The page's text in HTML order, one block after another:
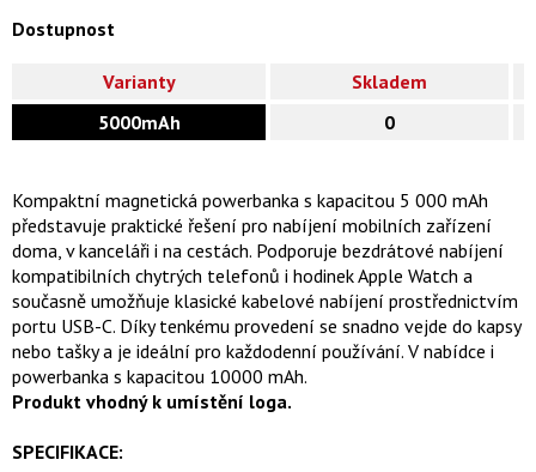
Dostupnost
Varianty
Skladem
5000mAh
0
Kompaktní magnetická powerbanka s kapacitou 5 000 mAh
představuje praktické řešení pro nabíjení mobilních zařízení
doma, v kanceláři i na cestách. Podporuje bezdrátové nabíjení
kompatibilních chytrých telefonů i hodinek Apple Watch a
současně umožňuje klasické kabelové nabíjení prostřednictvím
portu USB-C. Díky tenkému provedení se snadno vejde do kapsy
nebo tašky a je ideální pro každodenní používání. V nabídce i
powerbanka s kapacitou 10000 mAh.
Produkt vhodný k umístění loga.
SPECIFIKACE: